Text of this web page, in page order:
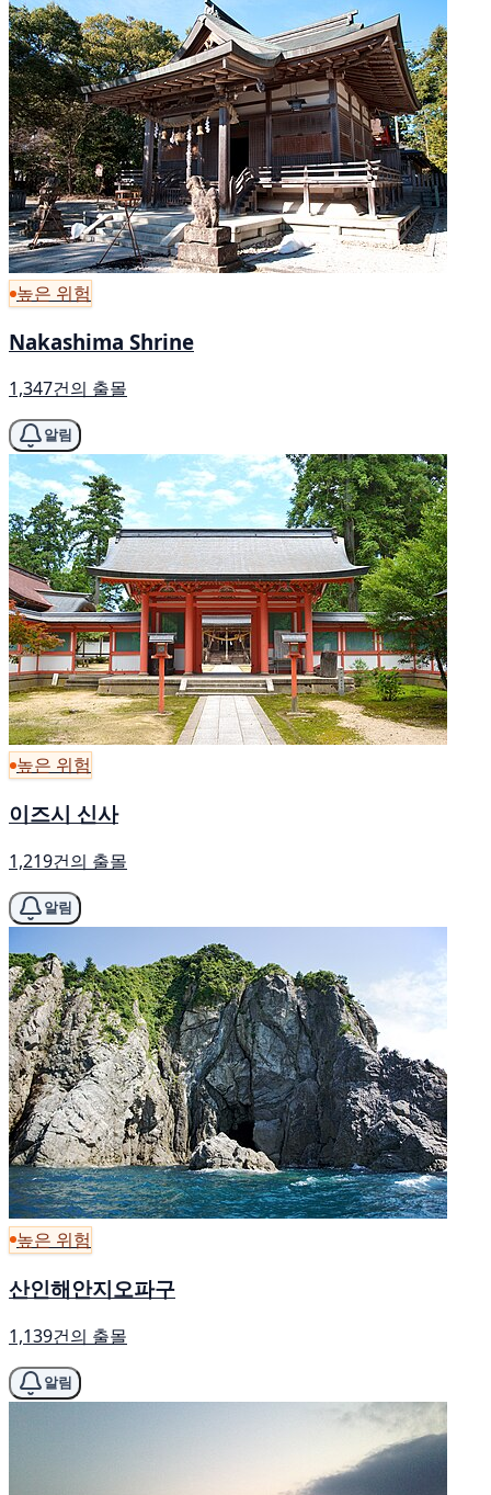
높은 위험
Nakashima Shrine
1,347건의 출몰
알림
높은 위험
이즈시 신사
1,219건의 출몰
알림
높은 위험
산인해안지오파구
1,139건의 출몰
알림